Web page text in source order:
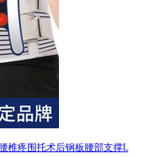
椎疼围托术后钢板腰部支撑L